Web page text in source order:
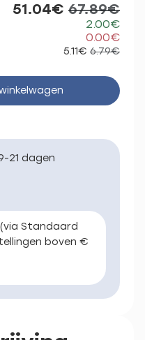
51.04€ 67.89€
2.00€
0.00€
5.11€ 6.79€
21 dagen
Standaard
boven €